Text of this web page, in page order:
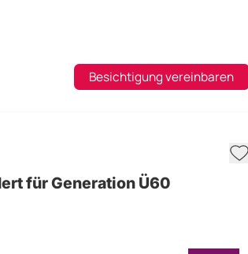
Besichtigung vereinbaren
für Generation Ü60